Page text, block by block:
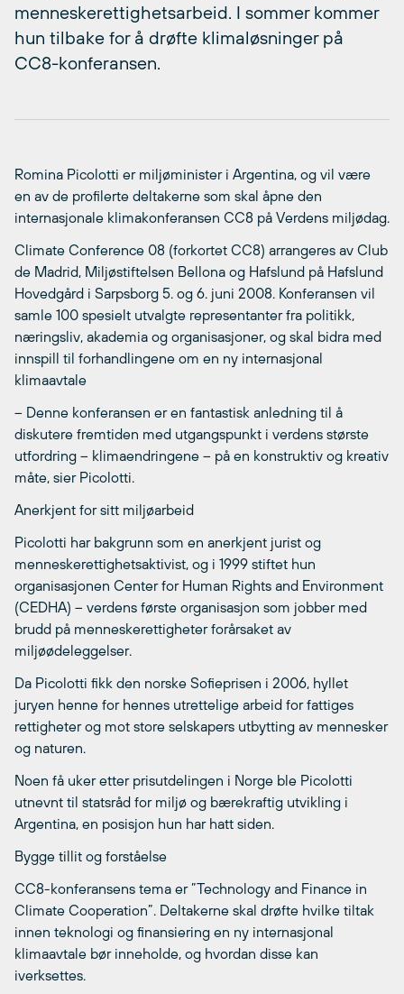
menneskerettighetsarbeid. I sommer kommer
hun tilbake for å drøfte klimaløsninger på
CC8-konferansen.
Romina Picolotti er miljøminister i Argentina, og vil være
en av de profilerte deltakerne som skal åpne den
internasjonale klimakonferansen CC8 på Verdens miljødag.
Climate Conference 08 (forkortet CC8) arrangeres av Club
de Madrid, Miljøstiftelsen Bellona og Hafslund på Hafslund
Hovedgård i Sarpsborg 5. og 6. juni 2008. Konferansen vil
samle 100 spesielt utvalgte representanter fra politikk,
næringsliv, akademia og organisasjoner, og skal bidra med
innspill til forhandlingene om en ny internasjonal
klimaavtale
– Denne konferansen er en fantastisk anledning til å
diskutere fremtiden med utgangspunkt i verdens største
utfordring – klimaendringene – på en konstruktiv og kreativ
måte, sier Picolotti.
Anerkjent for sitt miljøarbeid
Picolotti har bakgrunn som en anerkjent jurist og
menneskerettighetsaktivist, og i 1999 stiftet hun
organisasjonen Center for Human Rights and Environment
(CEDHA) – verdens første organisasjon som jobber med
brudd på menneskerettigheter forårsaket av
miljøødeleggelser.
Da Picolotti fikk den norske Sofieprisen i 2006, hyllet
juryen henne for hennes utrettelige arbeid for fattiges
rettigheter og mot store selskapers utbytting av mennesker
og naturen.
Noen få uker etter prisutdelingen i Norge ble Picolotti
utnevnt til statsråd for miljø og bærekraftig utvikling i
Argentina, en posisjon hun har hatt siden.
Bygge tillit og forståelse
CC8-konferansens tema er ”Technology and Finance in
Climate Cooperation”. Deltakerne skal drøfte hvilke tiltak
innen teknologi og finansiering en ny internasjonal
klimaavtale bør inneholde, og hvordan disse kan
iverksettes.